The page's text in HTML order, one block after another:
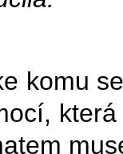
komu